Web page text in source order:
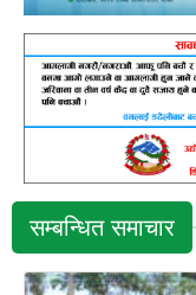
सम्बन्धित समाचार